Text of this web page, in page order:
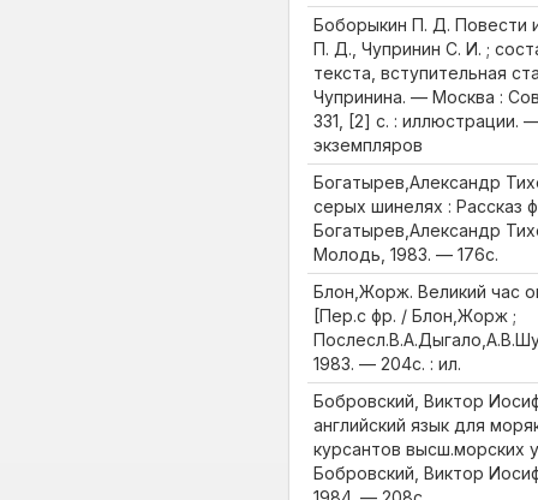
Боборыкин П. Д. Повести
П. Д., Чупринин С. И. ;
текста, вступительная
Чупринина. — Москва :
331, [2] с. : иллюстрации.
экземпляров
Богатырев,Александр
серых шинелях : Рассказ
Богатырев,Александр
Молодь, 1983. — 176с.
Блон,Жорж. Великий час
[Пер.с фр. / Блон,Жорж ;
1983. — 204с. : ил.
Бобровский, Виктор
английский язык для
курсантов высш.морских
Бобровский, Виктор